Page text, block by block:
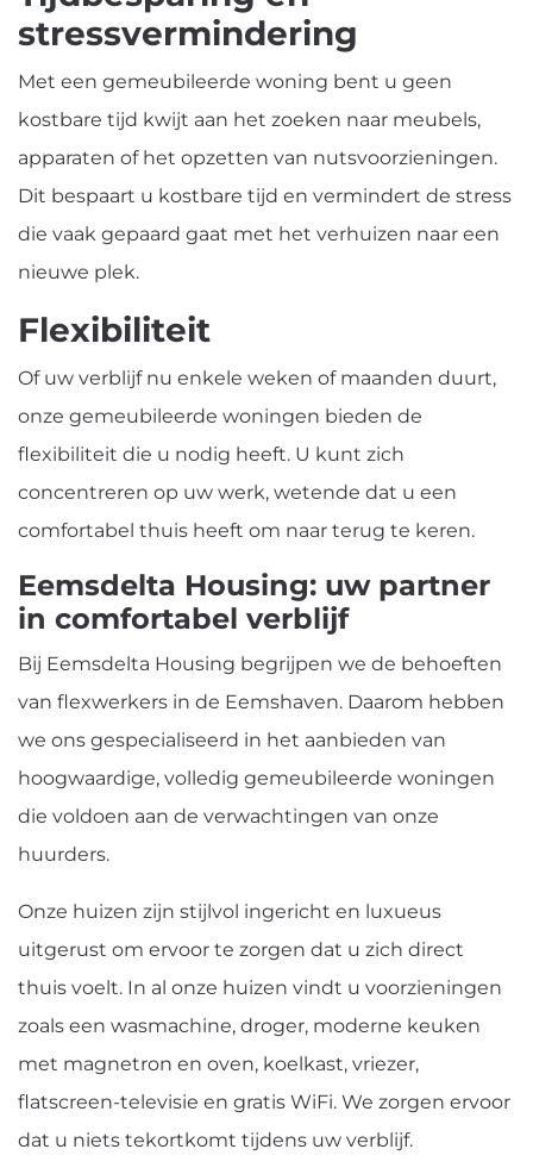
stressvermindering
Met een gemeubileerde woning bent u geen
kostbare tijd kwijt aan het zoeken naar meubels,
apparaten of het opzetten van nutsvoorzieningen.
Dit bespaart u kostbare tijd en vermindert de stress
die vaak gepaard gaat met het verhuizen naar een
nieuwe plek.
Flexibiliteit
Of uw verblijf nu enkele weken of maanden duurt,
onze gemeubileerde woningen bieden de
flexibiliteit die u nodig heeft. U kunt zich
concentreren op uw werk, wetende dat u een
comfortabel thuis heeft om naar terug te keren.
Eemsdelta Housing: uw partner
in comfortabel verblijf
Bij Eemsdelta Housing begrijpen we de behoeften
van flexwerkers in de Eemshaven. Daarom hebben
we ons gespecialiseerd in het aanbieden van
hoogwaardige, volledig gemeubileerde woningen
die voldoen aan de verwachtingen van onze
huurders.
Onze huizen zijn stijlvol ingericht en luxueus
uitgerust om ervoor te zorgen dat u zich direct
thuis voelt. In al onze huizen vindt u voorzieningen
zoals een wasmachine, droger, moderne keuken
met magnetron en oven, koelkast, vriezer,
flatscreen-televisie en gratis WiFi. We zorgen ervoor
dat u niets tekortkomt tijdens uw verblijf.